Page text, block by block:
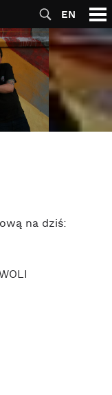
EN
na dziś: